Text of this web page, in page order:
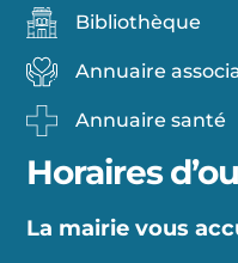
Bibliothèque
Annuaire
Annuaire santé
Horaires
La mairie vous